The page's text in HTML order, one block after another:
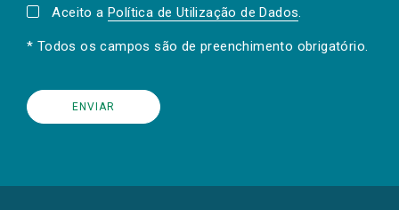
Aceito a Política de Utilização de Dados.
* Todos os campos são de preenchimento obrigatório.